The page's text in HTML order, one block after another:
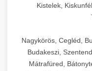
chef-
forgalmú éttermi
ciklusok
chef-
🧀 27. Ipari
élelmiszer-
méretek
🍳
Kistelek,
Nagykörös, Cegléd,
Budakeszi,
Mátrafüred,